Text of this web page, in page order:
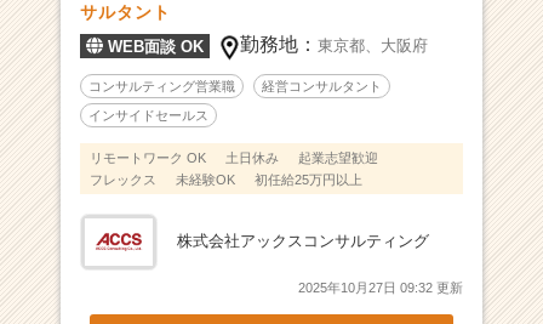
資
格
者
へ
営
支
を
プ
サルタント
WEB面談 OK 勤務地：東京都、 大阪府
コンサルティング営業職 経営コンサルタント
インサイドセールス
リモートワーク OK 土日休み
起業志望歓迎
フレックス
未経験OK 初任給25万円以上
株式会社アックスコンサルティング
2025年10月27日 09:32 更新